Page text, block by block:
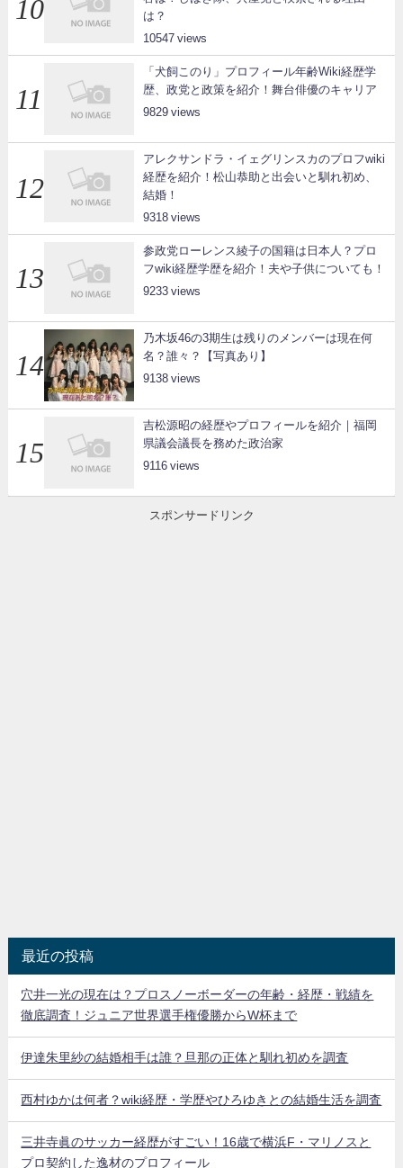
は？
10547
「犬飼このり」プロフィール年齢Wiki経歴学
歴、政党と政策を紹介！舞台俳優のキャリア
9829
アレクサンドラ・イェグリンスカのプロフwiki
経歴を紹介！松山恭助と出会いと馴れ初め、
結婚！
9318
参政党ローレンス綾子の国籍は日本人？プロ
フwiki経歴学歴を紹介！夫や子供についても！
9233
乃木坂46の3期生は残りのメンバーは現在何
名？誰々？【写真あり】
9138
吉松源昭の経歴やプロフィールを紹介｜福岡
県議会議長を務めた政治家
9116
スポンサードリンク
最近の投稿
穴井一光の現在は？プロスノーボーダーの年齢・経歴・戦績を
徹底調査！ジュニア世界選手権優勝からW杯まで
伊達朱里紗の結婚相手は誰？旦那の正体と馴れ初めを調査
西村ゆかは何者？wiki経歴・学歴やひろゆきとの結婚生活を調査
三井寺眞のサッカー経歴がすごい！16歳で横浜F・マリノスと
プロ契約した逸材のプロフィール